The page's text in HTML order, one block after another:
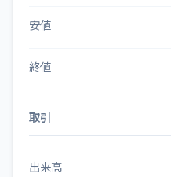
安値
終値
取引
出来高